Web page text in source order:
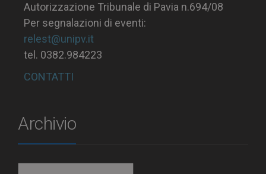
Autorizzazione Tribunale di Pavia n.694/08
Per segnalazioni di eventi:
relest@unipv.it
tel. 0382.984223
CONTATTI
Archivio